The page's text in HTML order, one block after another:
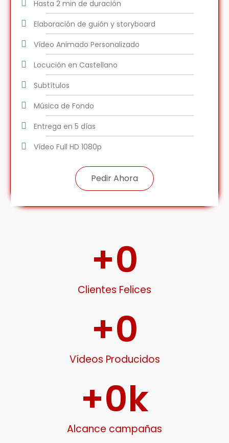
Hasta 2 min de duración
Elaboración de guión y storyboard
Vídeo Animado Personalizado
Locución en Castellano
Subtítulos
Música de Fondo
Entrega en 5 días
Vídeo Full HD 1080p
Pedir Ahora
Clientes Felices
+0
Vídeos Producidos
+0
Alcance campañas
+0k